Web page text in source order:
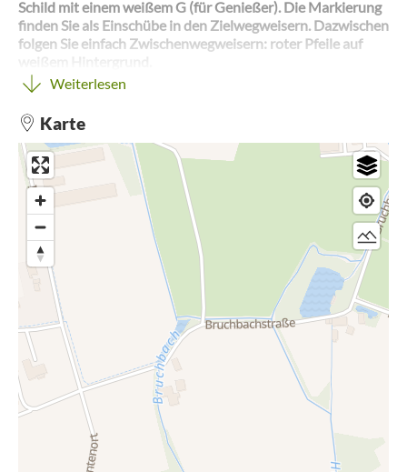
Schild mit einem weißem G (für Genießer). Die Markierung
finden Sie als Einschübe in den Zielwegweisern. Dazwischen
folgen Sie einfach Zwischenwegweisern: roter Pfeile auf
Die Strecke führt durch den historischen Dorfkern von
Bockhorst, vorbei an der Peckeloher Seenplatte und durch
das Naturschutzgebiet Versmolder Bruch Richtung
Teutoburger Wald. Auf dem Weg liegt viel Sehenswertes,
wie die Bittglocke im Goldorf Oesterweg.
Weiterlesen
Karte